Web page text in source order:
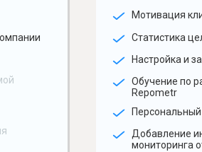
Мотивация
Статистика
Настройка и
Обучение по
Repometr
Добавление
мониторинга